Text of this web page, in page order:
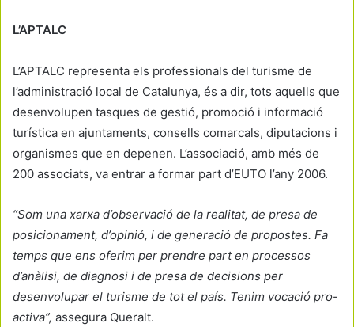
L’APTALC
L’APTALC representa els professionals del turisme de
l’administració local de Catalunya, és a dir, tots aquells que
desenvolupen tasques de gestió, promoció i informació
turística en ajuntaments, consells comarcals, diputacions i
organismes que en depenen. L’associació, amb més de
200 associats, va entrar a formar part d’EUTO l’any 2006.
“Som una xarxa d’observació de la realitat, de presa de
posicionament, d’opinió, i de generació de propostes. Fa
temps que ens oferim per prendre part en processos
d’anàlisi, de diagnosi i de presa de decisions per
desenvolupar el turisme de tot el país. Tenim vocació pro-
activa”, assegura Queralt.